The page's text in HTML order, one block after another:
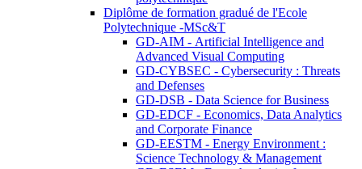
Diplôme de formation gradué de l'Ecole
Polytechnique -MSc&T
GD-AIM - Artificial Intelligence and
Advanced Visual Computing
GD-CYBSEC - Cybersecurity : Threats
and Defenses
GD-DSB - Data Science for Business
GD-EDCF - Economics, Data Analytics
and Corporate Finance
GD-EESTM - Energy Environment :
Science Technology & Management